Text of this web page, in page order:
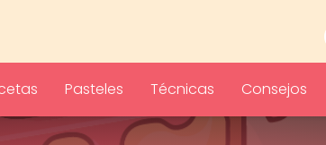
Pasteles Técnicas Consejos